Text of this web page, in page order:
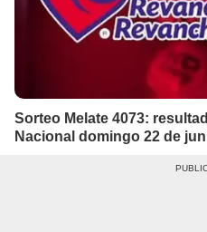
Sorteo Melate 4073:
Nacional domingo 22 de